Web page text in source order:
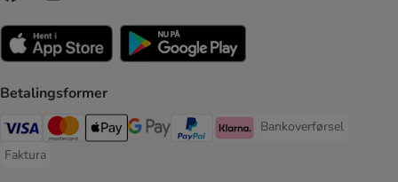
Betalingsformer
VISA Payment Method
Mastercard Payment Method
Apply pay Payment Method
Google Pay Payment Method
paypal Payment Method
Klarna Payment Method
Bankoverførsel
Bankoverførsel
Faktura
Faktura Payment Method